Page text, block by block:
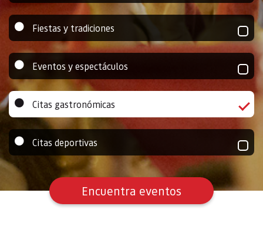
Fiestas y tradiciones
Eventos y espectáculos
Citas gastronómicas
Citas deportivas
Encuentra eventos